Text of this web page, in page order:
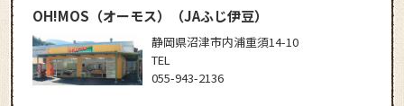
OH!MOS（オーモス） （JAふじ伊豆）
静岡県沼津市内浦重須14-10
TEL
055-943-2136